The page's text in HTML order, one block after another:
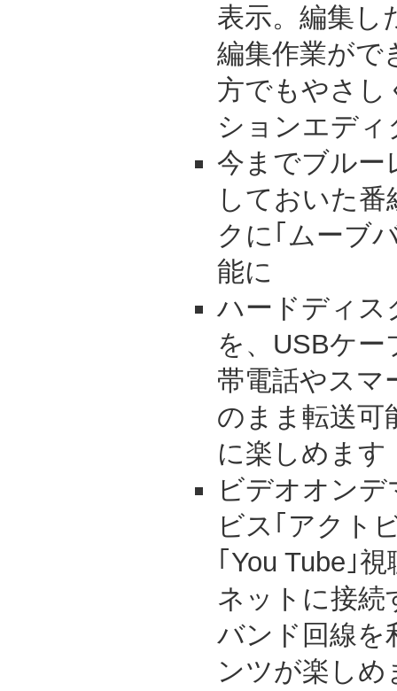
表示。編集し
編集作業がで
方でもやさし
ションエディ
今までブルー
しておいた
クに｢ムーブ
能に
ハードディス
を、USBケー
帯電話やスマ
のまま転送可
に楽しめます
ビデオオン
ビス｢アクト
｢You Tube｣
ネットに接続
バンド回線を
ンツが楽しめ